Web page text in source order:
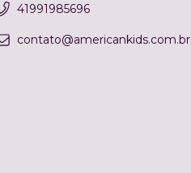
41991985696
contato@americankids.com.br